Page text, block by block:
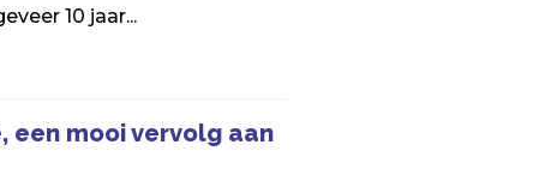
10 jaar...
een mooi vervolg aan